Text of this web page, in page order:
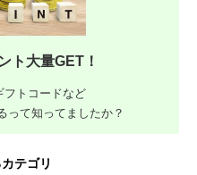
ト大量GET！
フトコードなど
って知ってましたか？
テゴリ